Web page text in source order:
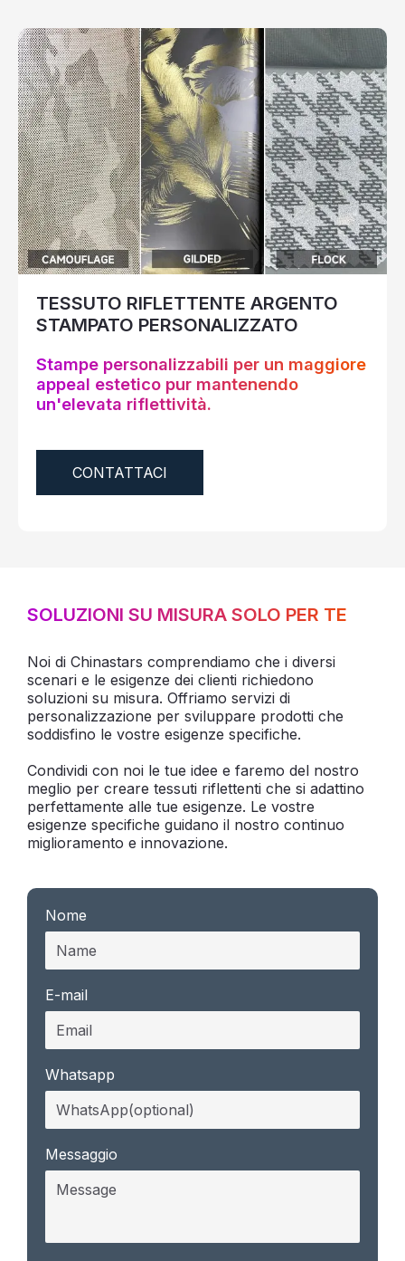
TESSUTO RIFLETTENTE ARGENTO
STAMPATO PERSONALIZZATO
Stampe personalizzabili per un maggiore
appeal estetico pur mantenendo
un'elevata riflettività.
CONTATTACI
SOLUZIONI SU MISURA SOLO PER TE
Noi di Chinastars comprendiamo che i diversi
scenari e le esigenze dei clienti richiedono
soluzioni su misura. Offriamo servizi di
personalizzazione per sviluppare prodotti che
soddisfino le vostre esigenze specifiche.
Condividi con noi le tue idee e faremo del nostro
meglio per creare tessuti riflettenti che si adattino
perfettamente alle tue esigenze. Le vostre
esigenze specifiche guidano il nostro continuo
miglioramento e innovazione.
Nome
E-mail
Whatsapp
Messaggio